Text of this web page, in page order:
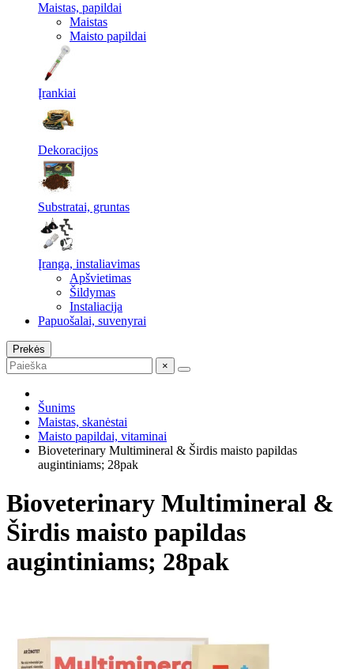
Maistas, papildai
Maistas
Maisto papildai
Įrankiai
Dekoracijos
Substratai, gruntas
Įranga, instaliavimas
Apšvietimas
Šildymas
Instaliacija
Papuošalai, suvenyrai
Prekės
×
Šunims
Maistas, skanėstai
Maisto papildai, vitaminai
Bioveterinary Multimineral & Širdis maisto papildas
augintiniams; 28pak
Bioveterinary Multimineral &
Širdis maisto papildas
augintiniams; 28pak